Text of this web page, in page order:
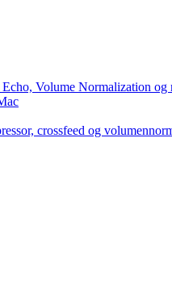
Volume Normalization og
crossfeed og